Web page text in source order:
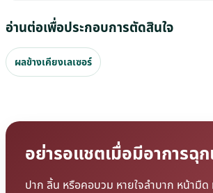
อ่านต่อเพื่อประกอบการตัดสินใจ
ผลข้างเคียงเลเซอร์
อย่ารอแชตเมื่อมีอาการฉุก
ปาก ลิ้น หรือคอบวม หายใจลำบาก หน้ามื